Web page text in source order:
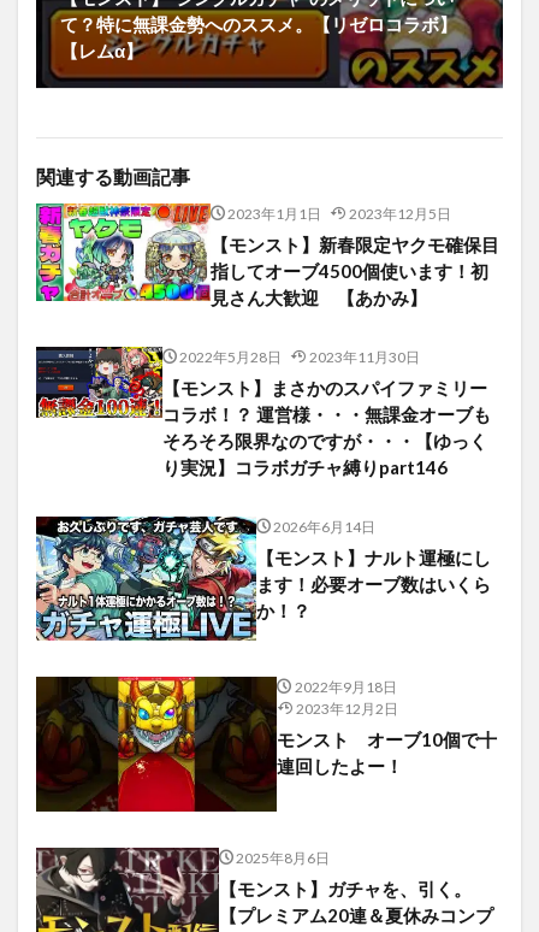
て？特に無課金勢へのススメ。【リゼロコラボ】
【レムα】
関連する動画記事
2023年1月1日 2023年12月5日
【モンスト】新春限定ヤクモ確保目
指してオーブ4500個使います！初
見さん大歓迎 【あかみ】
2022年5月28日 2023年11月30日
【モンスト】まさかのスパイファミリー
コラボ！？ 運営様・・・無課金オーブも
そろそろ限界なのですが・・・【ゆっく
り実況】コラボガチャ縛りpart146
2026年6月14日
【モンスト】ナルト運極にし
ます！必要オーブ数はいくら
か！？
2022年9月18日
2023年12月2日
モンスト オーブ10個で十
連回したよー！
2025年8月6日
【モンスト】ガチャを、引く。
【プレミアム20連＆夏休みコンプ